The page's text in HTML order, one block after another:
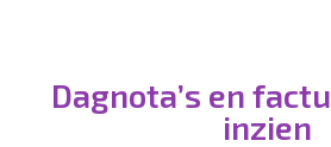
Dagnota’s en
inzien